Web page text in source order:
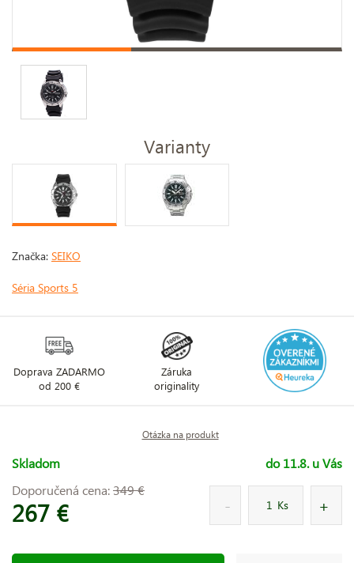
Varianty
Značka: SEIKO
Séria Sports 5
Doprava ZADARMO
od 200 €
Záruka
originality
Otázka na produkt
Skladom
do 11.8. u Vás
Doporučená cena:349 €
267 € Ks